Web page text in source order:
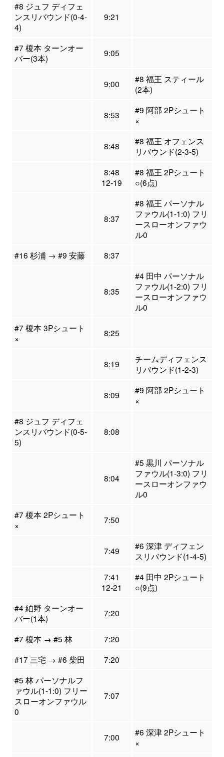
#8 ジュフ ディフェ
ンスリバウンド(0-4-
4)
9:21
#7 榎本 ターンオー
バー(3本)
9:05
9:00
#8 福王 スティール
(2本)
8:53
#9 阿部 2Pシュート
×
8:48
#8 福王 オフェンス
リバウンド(2-3-5)
8:48
12-19
#8 福王 2Pシュート
○(6点)
8:37
#8 福王 パーソナル
ファウル(1-1:0) フリ
ースローオンファウ
ル0
#16 杉浦 → #9 安藤
8:37
8:35
#4 田中 パーソナル
ファウル(1-2:0) フリ
ースローオンファウ
ル0
#7 榎本 3Pシュート
×
8:25
8:19
チームディフェンス
リバウンド(1-2-3)
8:09
#9 阿部 2Pシュート
×
#8 ジュフ ディフェ
ンスリバウンド(0-5-
5)
8:08
8:04
#5 黒川 パーソナル
ファウル(1-3:0) フリ
ースローオンファウ
ル0
#7 榎本 2Pシュート
×
7:50
7:49
#6 深津 ディフェン
スリバウンド(1-4-5)
7:41
12-21
#4 田中 2Pシュート
○(9点)
#4 絈野 ターンオー
バー(1本)
7:20
#7 榎本 → #5 林
7:20
#17 三宅 → #6 柴田
7:20
#5 林 パーソナルフ
ァウル(1-1:0) フリー
スローオンファウル
0
7:07
7:00
#6 深津 2Pシュート
×